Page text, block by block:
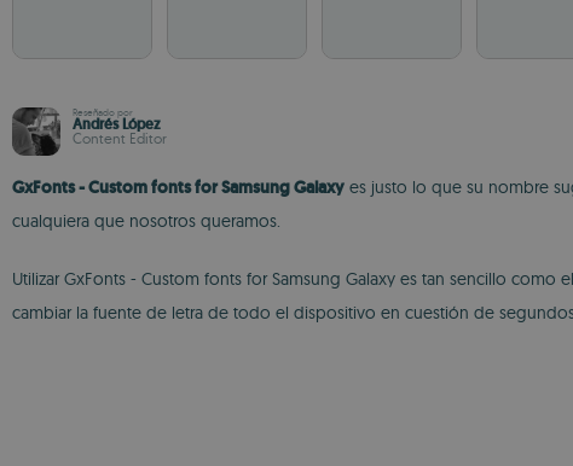
Reseñado por
Andrés López
Content Editor
GxFonts - Custom fonts for Samsung Galaxy es justo lo que su nombre
cualquiera que nosotros queramos.
Utilizar GxFonts - Custom fonts for Samsung Galaxy es tan sencillo
cambiar la fuente de letra de todo el dispositivo en cuestión de